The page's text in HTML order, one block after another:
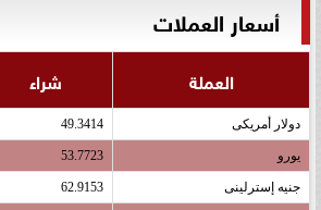
أسعار العملات
العملة شراء
دولار أمريكى 49.3414
يورو 53.7723
جنيه إسترلينى 62.9153